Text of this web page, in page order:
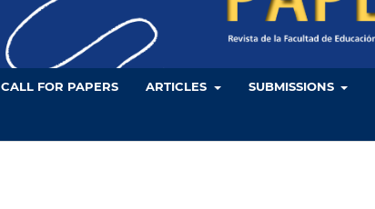
CALL FOR PAPERS ARTICLES SUBMISSIONS